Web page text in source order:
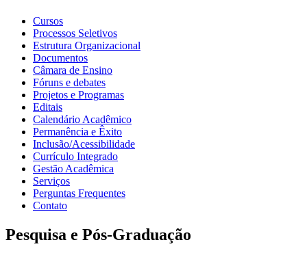
Cursos
Processos Seletivos
Estrutura Organizacional
Documentos
Câmara de Ensino
Fóruns e debates
Projetos e Programas
Editais
Calendário Acadêmico
Permanência e Êxito
Inclusão/Acessibilidade
Currículo Integrado
Gestão Acadêmica
Serviços
Perguntas Frequentes
Contato
Pesquisa e Pós-Graduação